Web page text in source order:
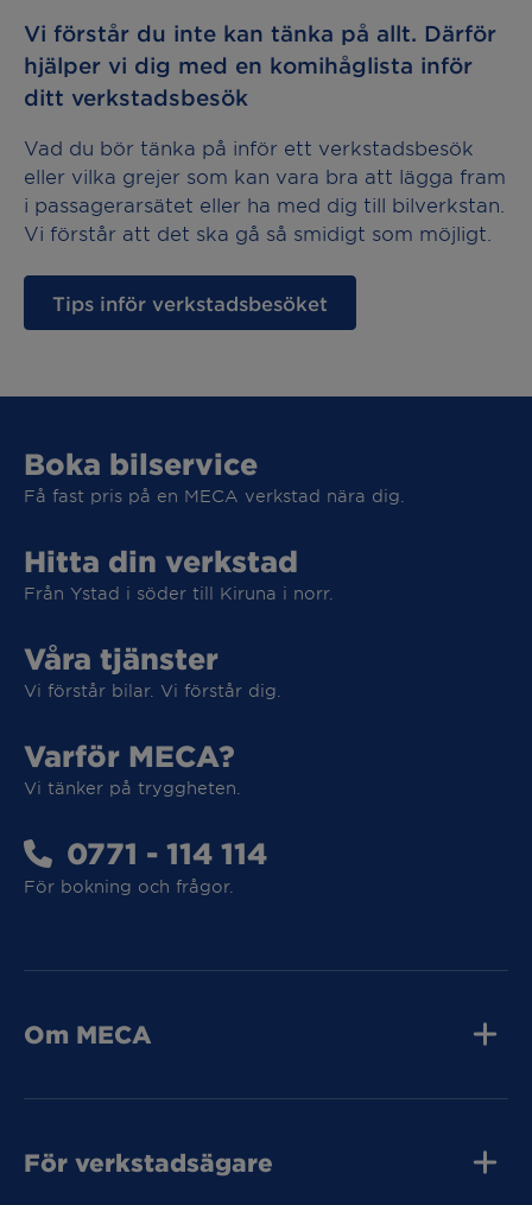
Vi tar hand om din elbil
Vi tar hand om din elbil
Tunga Fordon
Tunga Fordon
Vi förstår du inte kan tänka på allt. Därför
hjälper vi dig med en komihåglista inför
ditt verkstadsbesök
Vad du bör tänka på inför ett verkstadsbesök
eller vilka grejer som kan vara bra att lägga fram
i passagerarsätet eller ha med dig till bilverkstan.
Vi förstår att det ska gå så smidigt som möjligt.
Tips inför verkstadsbesöket
Boka bilservice
Få fast pris på en MECA verkstad nära dig.
Hitta din verkstad
Från Ystad i söder till Kiruna i norr.
Våra tjänster
Vi förstår bilar. Vi förstår dig.
Varför MECA?
Vi tänker på tryggheten.
0771 - 114 114
För bokning och frågor.
Om MECA
För verkstadsägare